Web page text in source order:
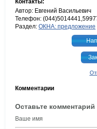
Контакты:
Автор: Евгений Васильевич
Телефон:
Раздел: ОКНА: предложение
Комментарии
Оставьте комментарий
Ваше имя